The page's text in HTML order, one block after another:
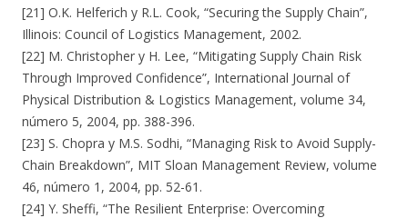
[21] O.K. Helferich y R.L. Cook, “Securing the Supply Chain”,
Illinois: Council of Logistics Management, 2002.
[22] M. Christopher y H. Lee, “Mitigating Supply Chain Risk
Through Improved Confidence”, International Journal of
Physical Distribution & Logistics Management, volume 34,
número 5, 2004, pp. 388-396.
[23] S. Chopra y M.S. Sodhi, “Managing Risk to Avoid Supply-
Chain Breakdown”, MIT Sloan Management Review, volume
46, número 1, 2004, pp. 52-61.
[24] Y. Sheffi, “The Resilient Enterprise: Overcoming